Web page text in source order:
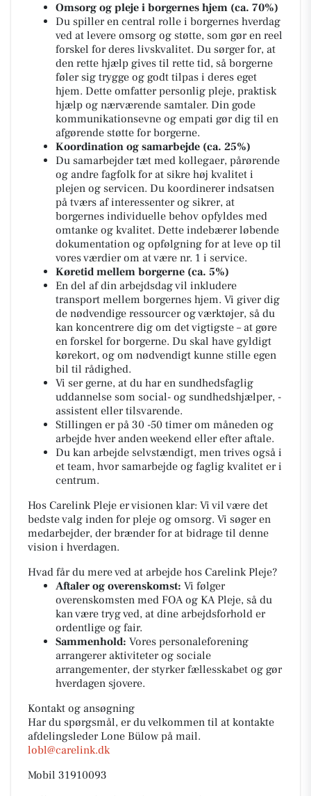
Omsorg og pleje i borgernes hjem (ca. 70%)
Du spiller en central rolle i borgernes hverdag
ved at levere omsorg og støtte, som gør en reel
forskel for deres livskvalitet. Du sørger for, at
den rette hjælp gives til rette tid, så borgerne
føler sig trygge og godt tilpas i deres eget
hjem. Dette omfatter personlig pleje, praktisk
hjælp og nærværende samtaler. Din gode
kommunikationsevne og empati gør dig til en
afgørende støtte for borgerne.
Koordination og samarbejde (ca. 25%)
Du samarbejder tæt med kollegaer, pårørende
og andre fagfolk for at sikre høj kvalitet i
plejen og servicen. Du koordinerer indsatsen
på tværs af interessenter og sikrer, at
borgernes individuelle behov opfyldes med
omtanke og kvalitet. Dette indebærer løbende
dokumentation og opfølgning for at leve op til
vores værdier om at være nr. 1 i service.
Køretid mellem borgerne (ca. 5%)
En del af din arbejdsdag vil inkludere
transport mellem borgernes hjem. Vi giver dig
de nødvendige ressourcer og værktøjer, så du
kan koncentrere dig om det vigtigste – at gøre
en forskel for borgerne. Du skal have gyldigt
kørekort, og om nødvendigt kunne stille egen
bil til rådighed.
Vi ser gerne, at du har en sundhedsfaglig
uddannelse som social- og sundhedshjælper, -
assistent eller tilsvarende.
Stillingen er på 30 -50 timer om måneden og
arbejde hver anden weekend eller efter aftale.
Du kan arbejde selvstændigt, men trives også i
et team, hvor samarbejde og faglig kvalitet er i
centrum.
Hos Carelink Pleje er visionen klar: Vi vil være det
bedste valg inden for pleje og omsorg. Vi søger en
medarbejder, der brænder for at bidrage til denne
vision i hverdagen.
Hvad får du mere ved at arbejde hos Carelink Pleje?
Aftaler og overenskomst: Vi følger
overenskomsten med FOA og KA Pleje, så du
kan være tryg ved, at dine arbejdsforhold er
ordentlige og fair.
Sammenhold: Vores personaleforening
arrangerer aktiviteter og sociale
arrangementer, der styrker fællesskabet og gør
hverdagen sjovere.
Kontakt og ansøgning
Har du spørgsmål, er du velkommen til at kontakte
afdelingsleder Lone Bülow på mail.
lobl@carelink.dk
Mobil 31910093